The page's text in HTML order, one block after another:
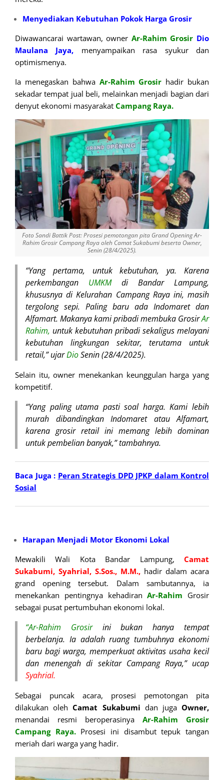
Menyediakan Kebutuhan Pokok Harga Grosir
Diwawancarai wartawan, owner Ar-Rahim Grosir Dio
Maulana Jaya, menyampaikan rasa syukur dan
optimismenya.
Ia menegaskan bahwa Ar-Rahim Grosir hadir bukan
sekadar tempat jual beli, melainkan menjadi bagian dari
denyut ekonomi masyarakat Campang Raya.
Foto Sandi Battik Post: Prosesi pemotongan pita Grand Opening Ar-
Rahim Grosir Campang Raya oleh Camat Sukabumi beserta Owner,
Senin (28/4/2025).
“Yang pertama, untuk kebutuhan, ya. Karena
perkembangan UMKMdi Bandar Lampung,
khususnya di Kelurahan Campang Raya ini, masih
tergolong sepi. Paling baru ada Indomaret dan
Alfamart. Makanya kami pribadi membuka GrosirAr
Rahim, untuk kebutuhan pribadi sekaligus melayani
kebutuhan lingkungan sekitar, terutama untuk
retail,” ujarDioSenin (28/4/2025).
Selain itu, owner menekankan keunggulan harga yang
kompetitif.
“Yang paling utama pasti soal harga. Kami lebih
murah dibandingkan Indomaret atau Alfamart,
karena grosir retail ini memang lebih dominan
untuk pembelian banyak,” tambahnya.
Baca Juga : Peran Strategis DPD JPKP dalam Kontrol
Sosial
Harapan Menjadi Motor Ekonomi Lokal
Mewakili Wali Kota Bandar Lampung, Camat
Sukabumi, Syahrial, S.Sos., M.M., hadir dalam acara
grand opening tersebut. Dalam sambutannya, ia
menekankan pentingnya kehadiranAr-Rahim Grosir
sebagai pusat pertumbuhan ekonomi lokal.
“Ar-Rahim Grosirini bukan hanya tempat
berbelanja. Ia adalah ruang tumbuhnya ekonomi
baru bagi warga, memperkuat aktivitas usaha kecil
dan menengah di sekitar Campang Raya,” ucap
Syahrial.
Sebagai puncak acara, prosesi pemotongan pita
dilakukan olehCamat Sukabumi dan jugaOwner,
menandai resmi beroperasinya Ar-Rahim Grosir
Campang Raya.Prosesi ini disambut tepuk tangan
meriah dari warga yang hadir.